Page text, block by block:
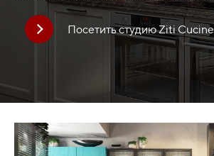
Посетить студию Ziti Cucine